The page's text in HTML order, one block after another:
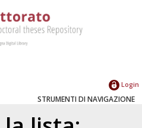
Login
STRUMENTI DI NAVIGAZIONE